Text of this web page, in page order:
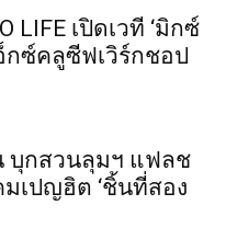
LIFE เปิดเวที ‘มิกซ์
กซ์คลูซีฟเวิร์กชอป
บุกสวนลุมฯ แฟลช
เปญฮิต ‘ชิ้นที่สอง